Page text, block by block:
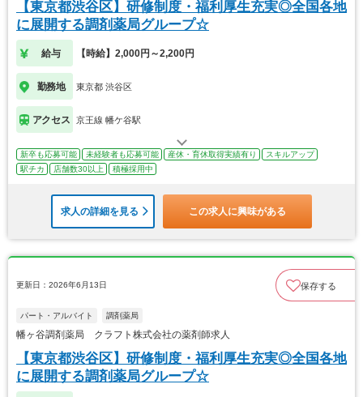
【東京都渋谷区】研修制度・福利厚生充実◎全国各地
に展開する調剤薬局グループ☆
給与 【時給】2,000円～2,200円
勤務地 東京都 渋谷区
アクセス 京王線 幡ケ谷駅
新卒も応募可能 未経験者も応募可能 産休・育休取得実績有り
スキルアップ
駅チカ
店舗数30以上 積極採用中
求人の詳細を見る この求人に興味がある
更新日：2026年6月13日 保存する
パート・アルバイト 調剤薬局
幡ヶ谷調剤薬局 クラフト株式会社の薬剤師求人
【東京都渋谷区】研修制度・福利厚生充実◎全国各地
に展開する調剤薬局グループ☆